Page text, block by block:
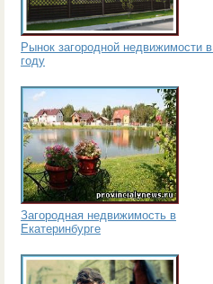
Рынок загородной недвижимости
году
Загородная недвижимость в
Екатеринбурге